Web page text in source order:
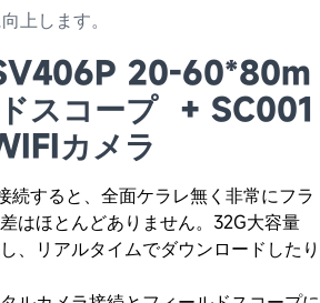
上します。
20-60*80m
スコープ + SC001
カメラ
続すると、全面ケラレ無く非常にフラ
はほとんどありません。 32G大容量
、リアルタイムでダウンロードしたり